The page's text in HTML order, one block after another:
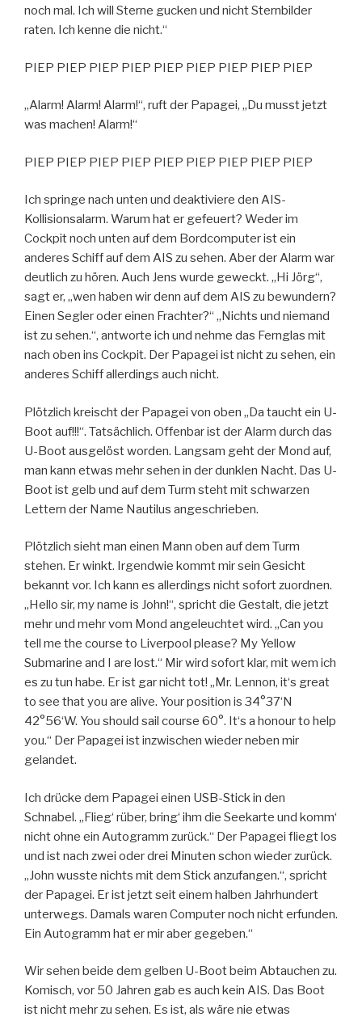
noch mal. Ich will Sterne gucken und nicht Sternbilder
raten. Ich kenne die nicht.“
PIEP PIEP PIEP PIEP PIEP PIEP PIEP PIEP PIEP
„Alarm! Alarm! Alarm!“, ruft der Papagei, „Du musst jetzt
was machen! Alarm!“
PIEP PIEP PIEP PIEP PIEP PIEP PIEP PIEP PIEP
Ich springe nach unten und deaktiviere den AIS-
Kollisionsalarm. Warum hat er gefeuert? Weder im
Cockpit noch unten auf dem Bordcomputer ist ein
anderes Schiff auf dem AIS zu sehen. Aber der Alarm war
deutlich zu hören. Auch Jens wurde geweckt. „Hi Jörg“,
sagt er, „wen haben wir denn auf dem AIS zu bewundern?
Einen Segler oder einen Frachter?“ „Nichts und niemand
ist zu sehen.“, antworte ich und nehme das Fernglas mit
nach oben ins Cockpit. Der Papagei ist nicht zu sehen, ein
anderes Schiff allerdings auch nicht.
Plötzlich kreischt der Papagei von oben „Da taucht ein U-
Boot auf!!!“. Tatsächlich. Offenbar ist der Alarm durch das
U-Boot ausgelöst worden. Langsam geht der Mond auf,
man kann etwas mehr sehen in der dunklen Nacht. Das U-
Boot ist gelb und auf dem Turm steht mit schwarzen
Lettern der Name Nautilus angeschrieben.
Plötzlich sieht man einen Mann oben auf dem Turm
stehen. Er winkt. Irgendwie kommt mir sein Gesicht
bekannt vor. Ich kann es allerdings nicht sofort zuordnen.
„Hello sir, my name is John!“, spricht die Gestalt, die jetzt
mehr und mehr vom Mond angeleuchtet wird. „Can you
tell me the course to Liverpool please? My Yellow
Submarine and I are lost.“ Mir wird sofort klar, mit wem ich
es zu tun habe. Er ist gar nicht tot! „Mr. Lennon, it‘s great
to see that you are alive. Your position is 34°37‘N
42°56‘W. You should sail course 60°. It‘s a honour to help
you.“ Der Papagei ist inzwischen wieder neben mir
gelandet.
Ich drücke dem Papagei einen USB-Stick in den
Schnabel. „Flieg‘ rüber, bring‘ ihm die Seekarte und komm‘
nicht ohne ein Autogramm zurück.“ Der Papagei fliegt los
und ist nach zwei oder drei Minuten schon wieder zurück.
„John wusste nichts mit dem Stick anzufangen.“, spricht
der Papagei. Er ist jetzt seit einem halben Jahrhundert
unterwegs. Damals waren Computer noch nicht erfunden.
Ein Autogramm hat er mir aber gegeben.“
Wir sehen beide dem gelben U-Boot beim Abtauchen zu.
Komisch, vor 50 Jahren gab es auch kein AIS. Das Boot
ist nicht mehr zu sehen. Es ist, als wäre nie etwas